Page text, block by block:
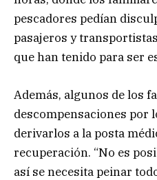
pescadores pedían
pasajeros y
que han tenido para ser
Además, algunos de los
descompensaciones por
derivarlos a la posta
recuperación. “No es
así se necesita peinar